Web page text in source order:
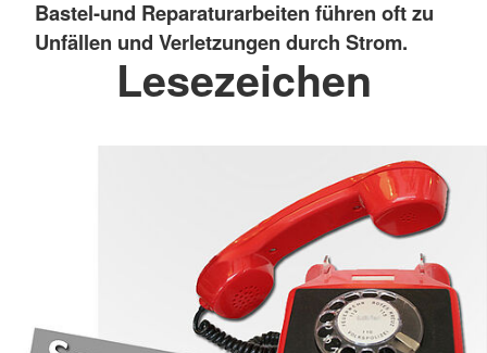
Bastel-und Reparaturarbeiten führen oft zu
Unfällen und Verletzungen durch Strom.
Lesezeichen